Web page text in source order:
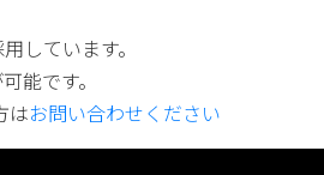
しています。
能です。
はお問い合わせください